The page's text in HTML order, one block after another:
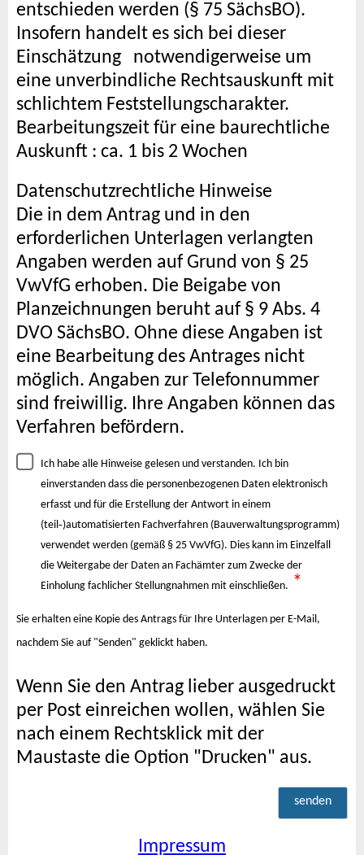
entschieden werden (§ 75 SächsBO).
Insofern handelt es sich bei dieser
Einschätzung notwendigerweise um
eine unverbindliche Rechtsauskunft mit
schlichtem Feststellungscharakter.
Bearbeitungszeit für eine baurechtliche
Auskunft : ca. 1 bis 2 Wochen
Datenschutzrechtliche Hinweise
Die in dem Antrag und in den
erforderlichen Unterlagen verlangten
Angaben werden auf Grund von § 25
VwVfG erhoben. Die Beigabe von
Planzeichnungen beruht auf § 9 Abs. 4
DVO SächsBO. Ohne diese Angaben ist
eine Bearbeitung des Antrages nicht
möglich. Angaben zur Telefonnummer
sind freiwillig. Ihre Angaben können das
Verfahren befördern.
Ich habe alle Hinweise gelesen und verstanden. Ich bin
einverstanden dass die personenbezogenen Daten elektronisch
erfasst und für die Erstellung der Antwort in einem
(teil‐)automatisierten Fachverfahren (Bauverwaltungsprogramm)
verwendet werden (gemäß § 25 VwVfG). Dies kann im Einzelfall
die Weitergabe der Daten an Fachämter zum Zwecke der
Einholung fachlicher Stellungnahmen mit einschließen. *
Sie erhalten eine Kopie des Antrags für Ihre Unterlagen per E-Mail,
nachdem Sie auf "Senden" geklickt haben.
Wenn Sie den Antrag lieber ausgedruckt
per Post einreichen wollen, wählen Sie
nach einem Rechtsklick mit der
Maustaste die Option "Drucken" aus.
senden
Impressum